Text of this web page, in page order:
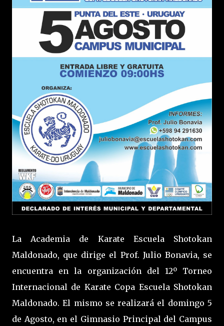
La Academia de Karate Escuela Shotokan
Maldonado, que dirige el Prof. Julio Bonavia, se
encuentra en la organización del 12º Torneo
Internacional de Karate Copa Escuela Shotokan
Maldonado. El mismo se realizará el domingo 5
de Agosto, en el Gimnasio Principal del Campus